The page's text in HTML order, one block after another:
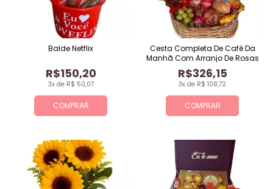
COMPRAR
3x de R$ 50,07
R$150,20
Balde Netflix
COMPRAR
3x de R$ 108,72
R$326,15
Cesta Completa De Café Da
Manhã Com Arranjo De Rosas